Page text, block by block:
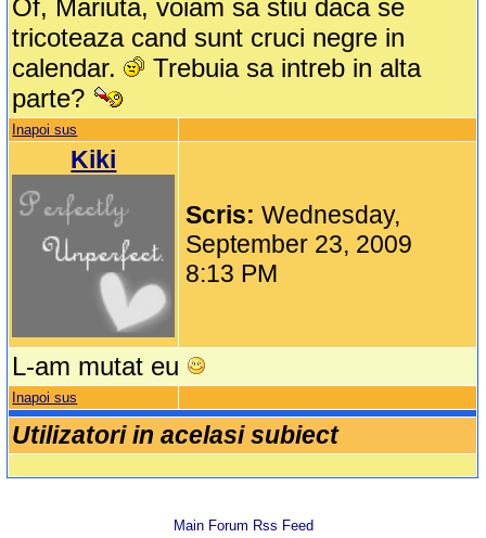
Of, Mariuta, voiam sa stiu daca se
tricoteaza cand sunt cruci negre in
calendar.
Trebuia sa intreb in alta
parte?
Inapoi sus
Kiki
Scris:Wednesday,
September 23, 2009
8:13 PM
L-am mutat eu
Inapoi sus
Utilizatori in acelasi subiect
Main Forum Rss Feed